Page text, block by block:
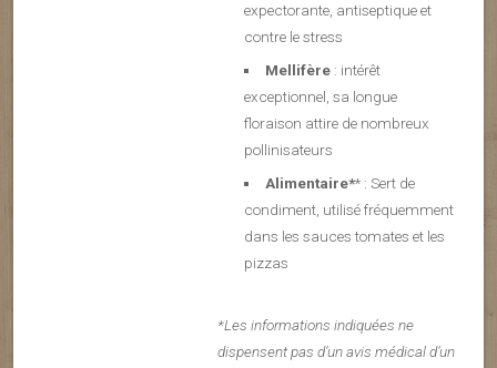
expectorante, antiseptique et
contre le stress
Mellifère: intérêt
exceptionnel, sa longue
floraison attire de nombreux
pollinisateurs
Alimentaire** : Sert de
condiment, utilisé fréquemment
dans les sauces tomates et les
pizzas
*Les informations indiquées ne
dispensent pas d’un avis médical d’un